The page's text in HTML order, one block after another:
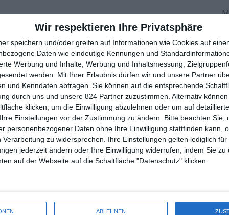
Wir respektieren Ihre Privatsphäre
speichern und/oder greifen auf Informationen wie Cookies auf
Daten wie eindeutige Kennungen und
Werbung und Inhalte, Werbung und Inhaltsmessung,
werden.
Mit Ihrer Erlaubnis dürfen wir und unsere Partner
und Kenndaten abfragen. Sie können auf die entsprechende
durch uns und unsere 824 Partner zuzustimmen. Alternativ
klicken, um die Einwilligung abzulehnen oder um auf
Einstellungen vor der Zustimmung zu ändern.
Bitte beachten Sie,
personenbezogener Daten ohne Ihre Einwilligung stattfinden kann,
zu widersprechen. Ihre Einstellungen gelten lediglich
jederzeit ändern oder Ihre Einwilligung widerrufen, indem Sie zu
auf der Webseite auf die Schaltfläche "Datenschutz" klicken.
ABLEHNEN